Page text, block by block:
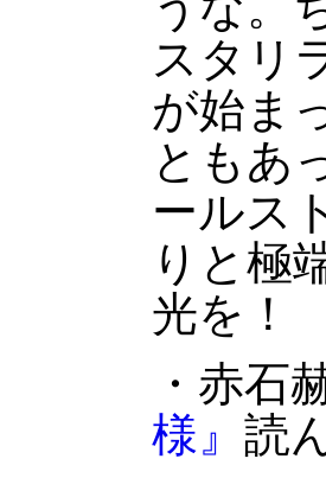
スタリ
が始ま
ともあ
ールス
りと極
光を！
・赤石
様』 読